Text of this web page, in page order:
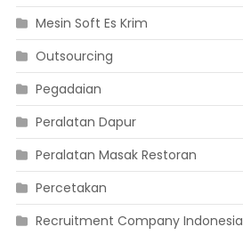
Mesin Soft Es Krim
Outsourcing
Pegadaian
Peralatan Dapur
Peralatan Masak Restoran
Percetakan
Recruitment Company Indonesia